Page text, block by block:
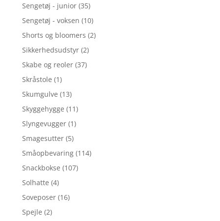
Sengetøj - junior (35)
Sengetøj - voksen (10)
Shorts og bloomers (2)
Sikkerhedsudstyr (2)
Skabe og reoler (37)
Skråstole (1)
Skumgulve (13)
Skyggehygge (11)
Slyngevugger (1)
Smagesutter (5)
Småopbevaring (114)
Snackbokse (107)
Solhatte (4)
Soveposer (16)
Spejle (2)